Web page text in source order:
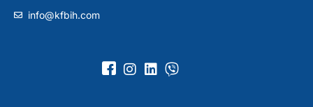
info@kfbih.com